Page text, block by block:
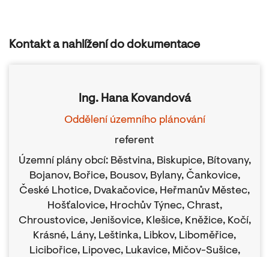
Kontakt a nahlížení do dokumentace
Ing. Hana Kovandová
Oddělení územního plánování
referent
Územní plány obcí: Běstvina, Biskupice, Bítovany,
Bojanov, Bořice, Bousov, Bylany, Čankovice,
České Lhotice, Dvakačovice, Heřmanův Městec,
Hošťalovice, Hrochův Týnec, Chrast,
Chroustovice, Jenišovice, Klešice, Kněžice, Kočí,
Krásné, Lány, Leštinka, Libkov, Liboměřice,
Licibořice, Lipovec, Lukavice, Mičov-Sušice,